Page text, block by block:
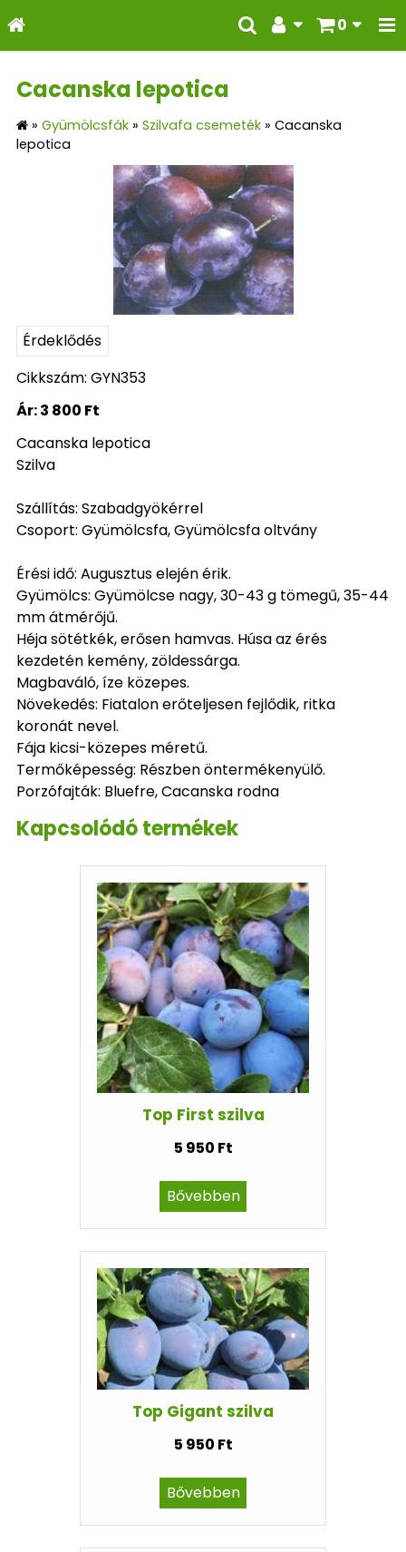
0
Cacanska lepotica
» Gyümölcsfák » Szilvafa csemeték » Cacanska
lepotica
Érdeklődés
Cikkszám: GYN353
Ár:3 800 Ft
Cacanska lepotica
Szilva
Szállítás: Szabadgyökérrel
Csoport: Gyümölcsfa, Gyümölcsfa oltvány
Érési idő: Augusztus elején érik.
Gyümölcs: Gyümölcse nagy, 30-43 g tömegű, 35-44
mm átmérőjű.
Héja sötétkék, erősen hamvas. Húsa az érés
kezdetén kemény, zöldessárga.
Magbaváló, íze közepes.
Növekedés: Fiatalon erőteljesen fejlődik, ritka
koronát nevel.
Fája kicsi-közepes méretű.
Termőképesség: Részben öntermékenyülő.
Porzófajták: Bluefre, Cacanska rodna
Kapcsolódó termékek
Top First szilva
5 950 Ft
Bővebben
Top Gigant szilva
5 950 Ft
Bővebben